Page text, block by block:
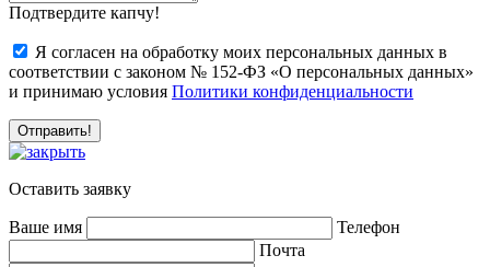
Подтвердите капчу!
Я согласен на обработку моих персональных данных в
соответствии с законом № 152-ФЗ «О персональных данных»
и принимаю условия Политики конфиденциальности
Оставить заявку
Ваше имя
Телефон
Почта